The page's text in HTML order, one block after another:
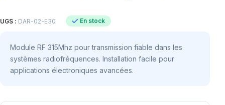
UGS : DAR-02-E30 En stock
Module RF 315Mhz pour transmission fiable dans les
systèmes radiofréquences. Installation facile pour
applications électroniques avancées.